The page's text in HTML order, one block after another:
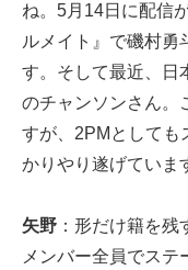
ね。5月14日に配信
ルメイト』で磯村勇
す。そして最近、日
のチャンソンさん。
すが、2PMとしても
かりやり遂げていま
矢野 ：形だけ籍を
メンバー全員でス